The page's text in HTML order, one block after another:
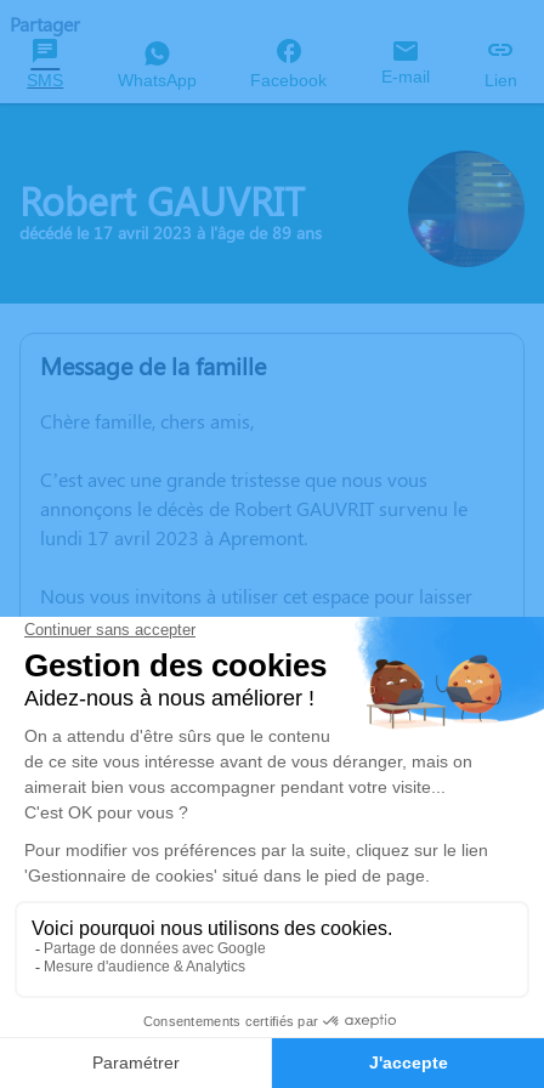
Faire-part Hommages
Partager
SMS WhatsApp Facebook E-mail Lien
Robert GAUVRIT
décédé le 17 avril 2023 à l'âge de 89 ans
Message de la famille
Chère famille, chers amis,
C’est avec une grande tristesse que nous vous
annonçons le décès de Robert GAUVRIT survenu le
lundi 17 avril 2023 à Apremont.
Nous vous invitons à utiliser cet espace pour laisser
vos condoléances, partager des photos souvenirs, une
anecdote ou exprimer vos pensées à travers des
poèmes ou des textes. Cet endroit est un lieu
d'expression dédié à honorer la mémoire de Robert
GAUVRIT.
Un service de plantation d’arbre hommage est
disponible ici.
Je rends hommage
Cérémonie religieuse
Église d'Apremont
85220 Apremont